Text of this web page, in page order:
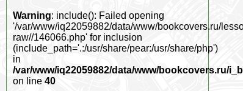
Warning: include(): Failed opening
'/var/www/iq22059882/data/www/bookcovers.ru/
raw//146066.php' for inclusion
(include_path='.:/usr/share/pear:/usr/share/php')
in
/var/www/iq22059882/data/www/bookcovers.ru/
on line 40